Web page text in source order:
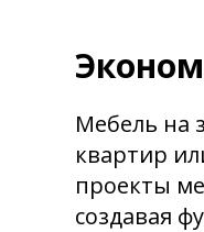
Мебель на
квартир
проекты
создавая